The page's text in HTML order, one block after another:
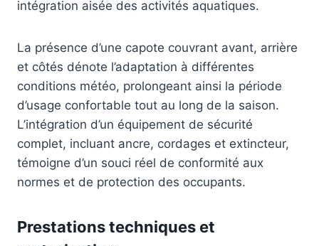
intégration aisée des activités aquatiques.
La présence d’une capote couvrant avant, arrière
et côtés dénote l’adaptation à différentes
conditions météo, prolongeant ainsi la période
d’usage confortable tout au long de la saison.
L’intégration d’un équipement de sécurité
complet, incluant ancre, cordages et extincteur,
témoigne d’un souci réel de conformité aux
normes et de protection des occupants.
Prestations techniques et